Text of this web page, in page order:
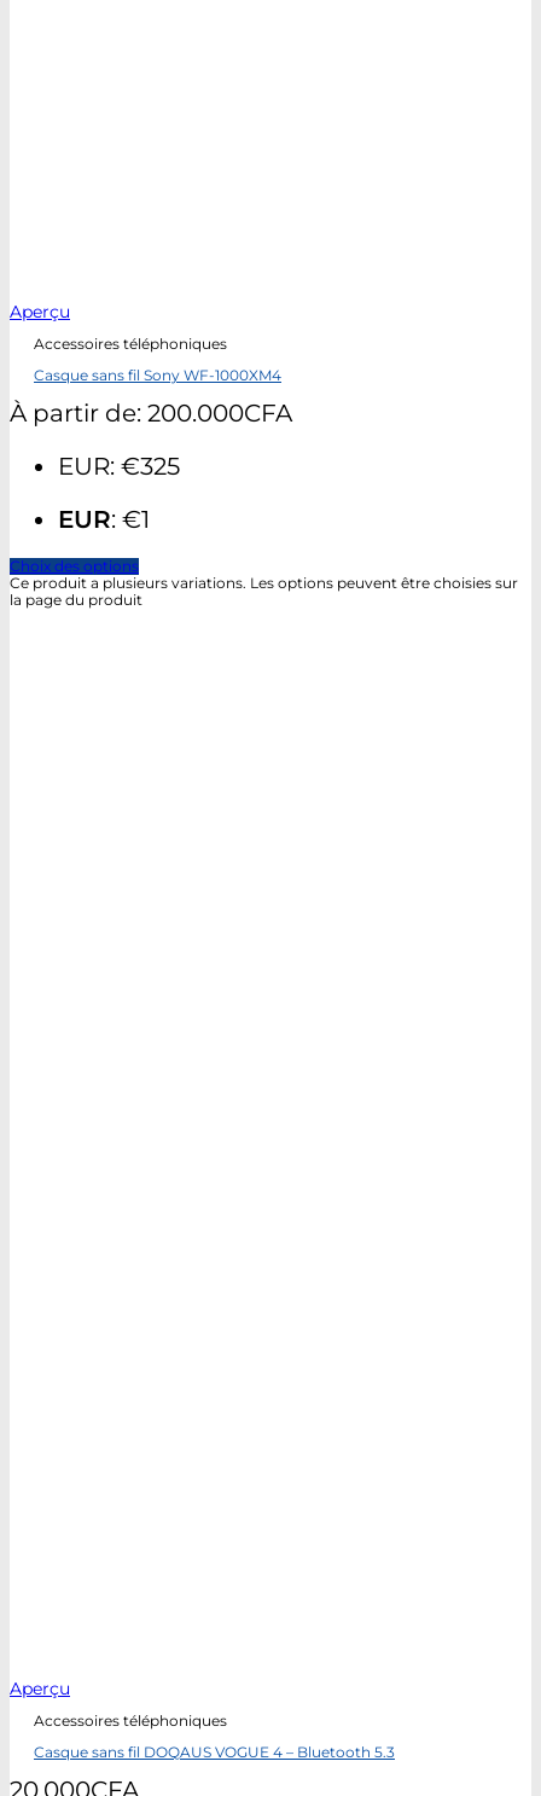
Aperçu
Accessoires téléphoniques
Casque sans fil Sony WF-1000XM4
À partir de: 200.000CFA
EUR: €325
EUR: €1
Choix des options
Ce produit a plusieurs variations. Les options peuvent être choisies sur
la page du produit
Aperçu
Accessoires téléphoniques
Casque sans fil DOQAUS VOGUE 4 – Bluetooth 5.3
20.000CFA